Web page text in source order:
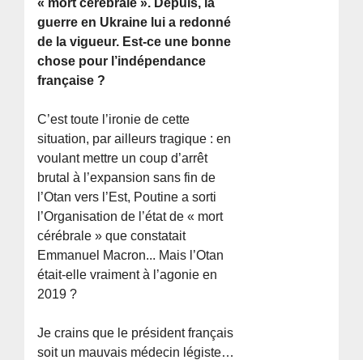
guerre en Ukraine lui a redonné
de la vigueur. Est-ce une bonne
chose pour l’indépendance
française ?
C’est toute l’ironie de cette
situation, par ailleurs tragique : en
voulant mettre un coup d’arrêt
brutal à l’expansion sans fin de
l’Otan vers l’Est, Poutine a sorti
l’Organisation de l’état de « mort
cérébrale » que constatait
Emmanuel Macron... Mais l’Otan
était-elle vraiment à l’agonie en
2019 ?
Je crains que le président français
soit un mauvais médecin légiste…